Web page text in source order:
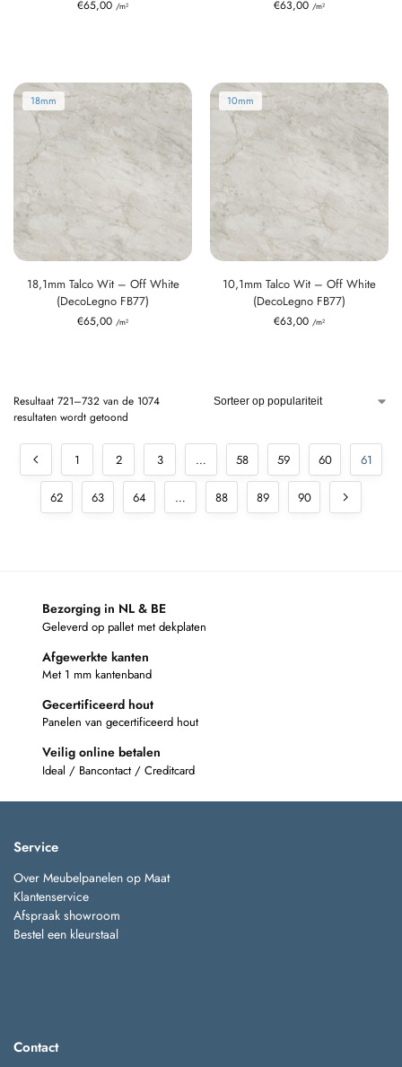
€65,00 /m² €63,00 /m²
18mm
18,1mm Talco Wit – Off White
(DecoLegno FB77)
€65,00 /m²
10mm
10,1mm Talco Wit – Off White
(DecoLegno FB77)
€63,00 /m²
Resultaat 721–732 van de 1074
resultaten wordt getoond
1 2 3 … 58 59 60 61
62 63 64 … 88 89 90
Bezorging in NL & BE
Geleverd op pallet met dekplaten
Afgewerkte kanten
Met 1 mm kantenband
Gecertificeerd hout
Panelen van gecertificeerd hout
Veilig online betalen
Ideal / Bancontact / Creditcard
Service
Over Meubelpanelen op Maat
Klantenservice
Afspraak showroom
Bestel een kleurstaal
Contact